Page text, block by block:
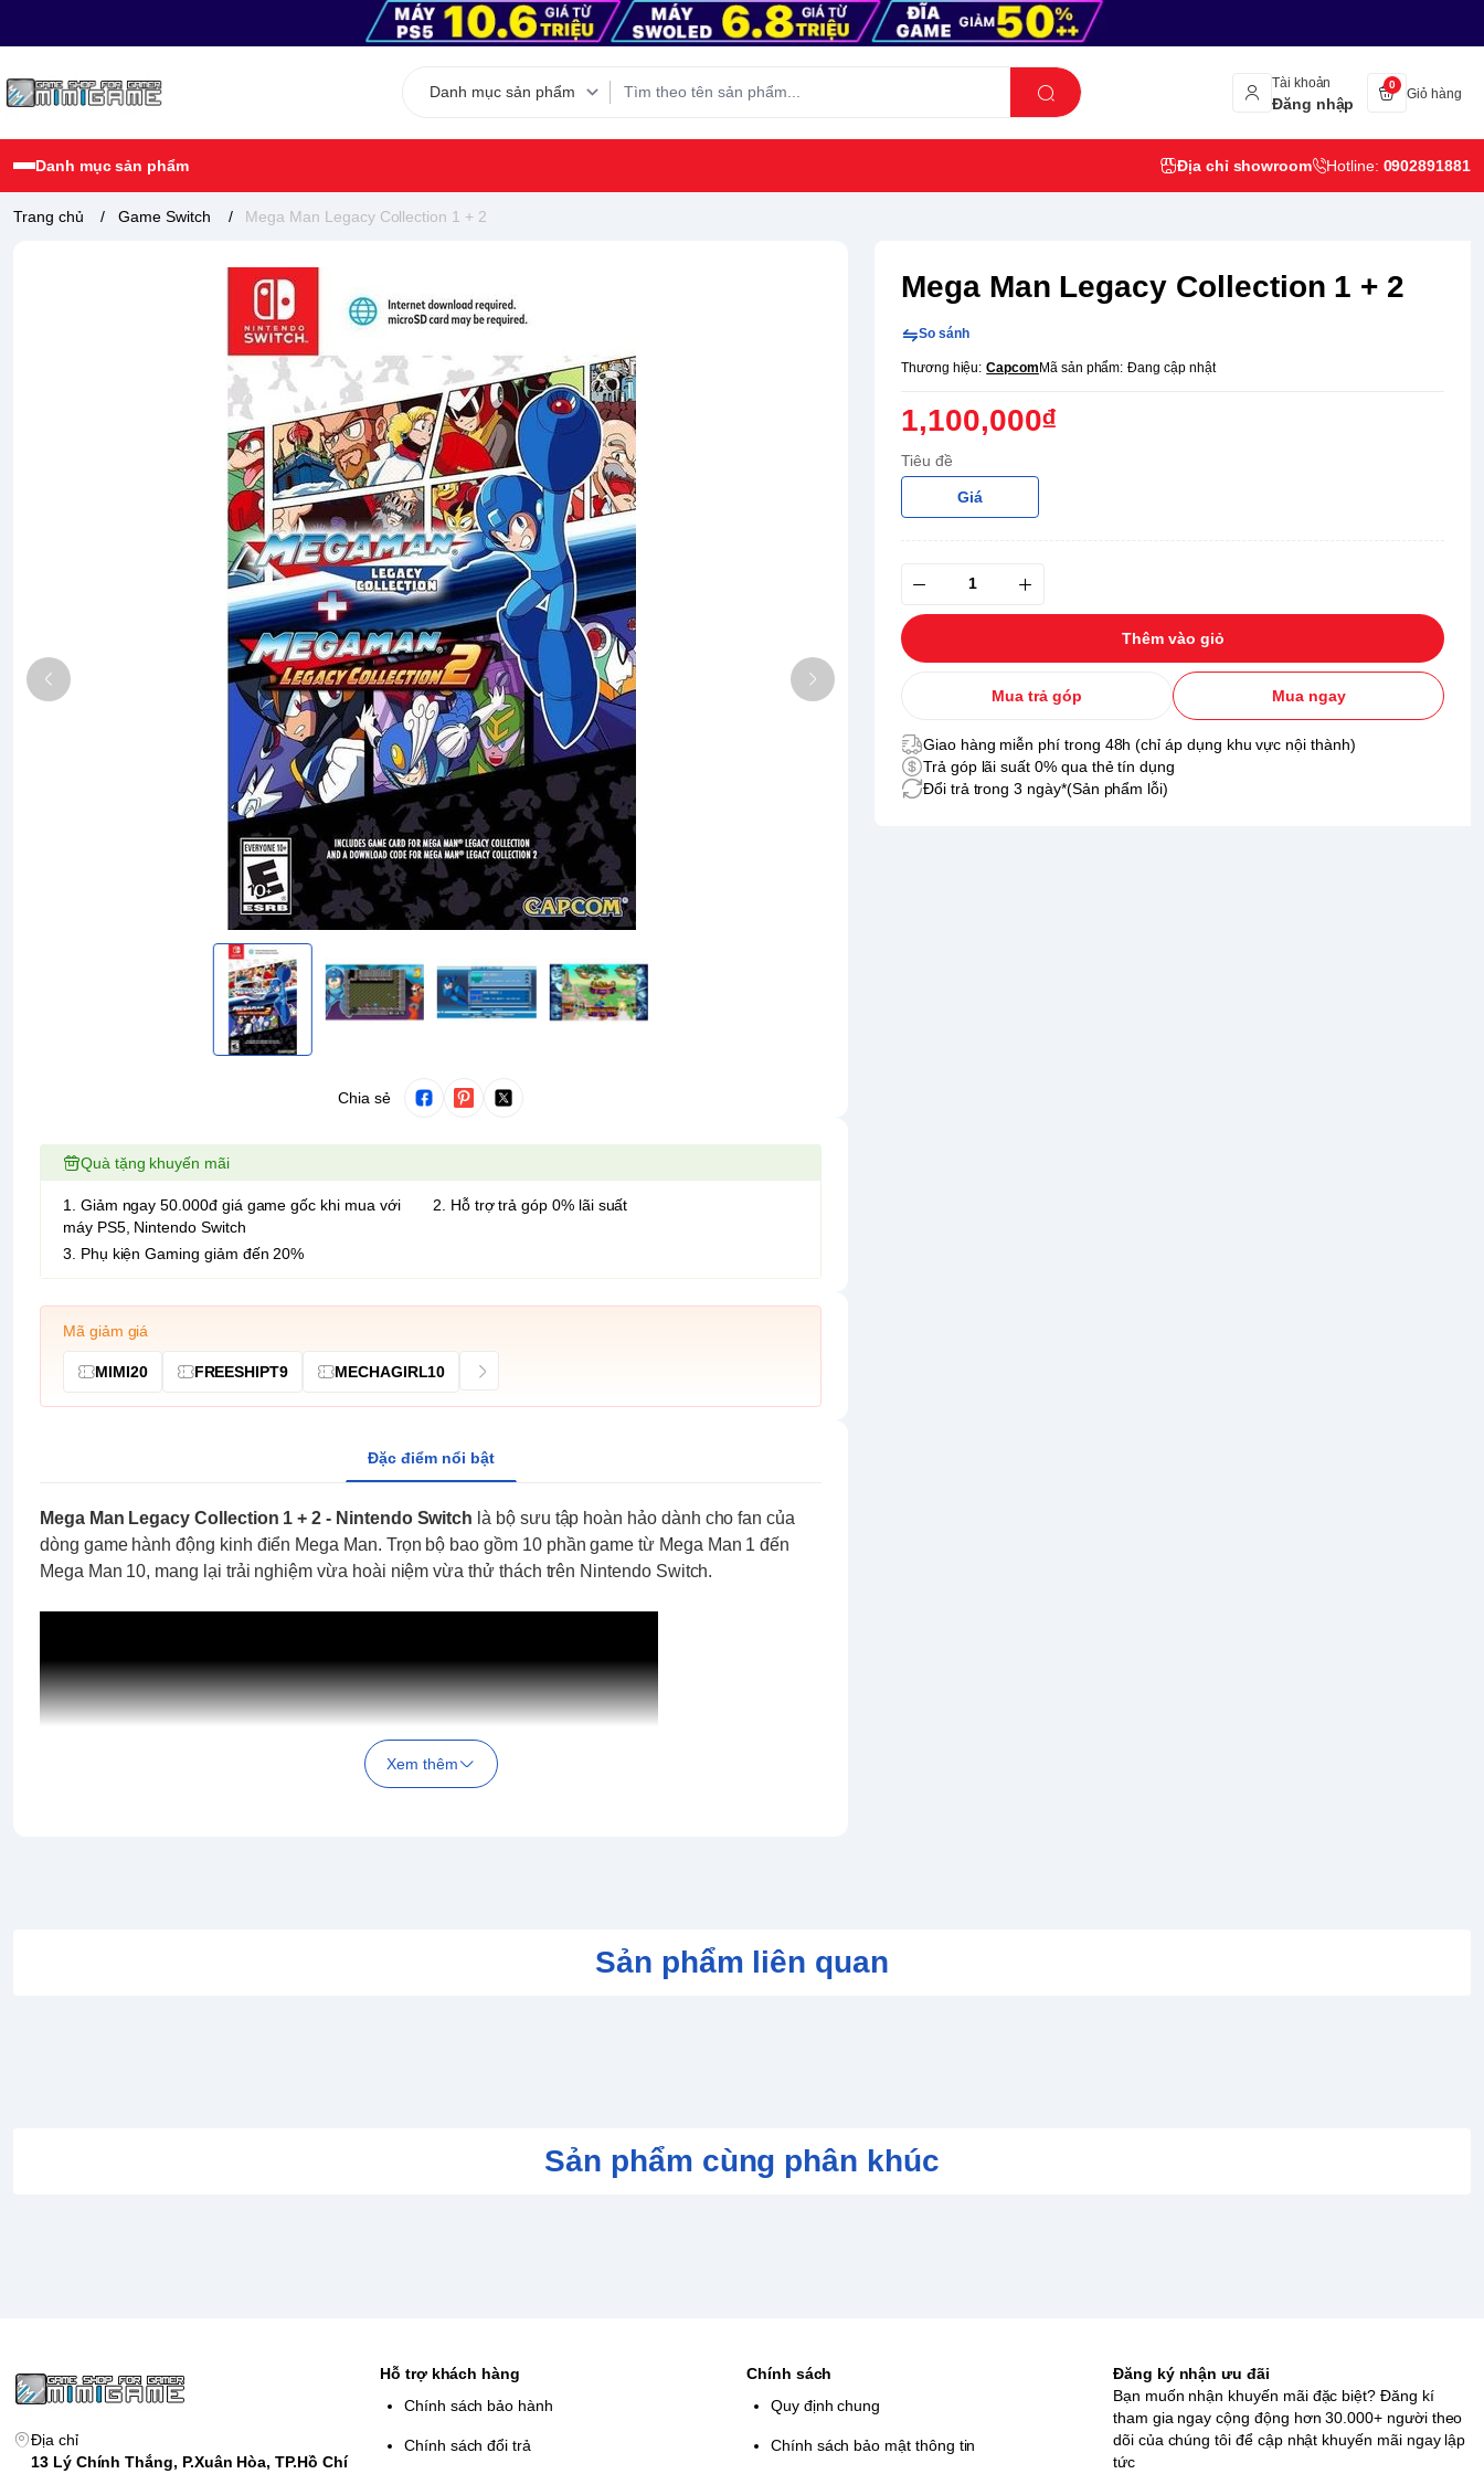
Tài khoản
Đăng nhập
0
Giỏ hàng
Danh mục sản phẩm Địa chỉ showroom Hotline: 0902891881
Trang chủ / Game Switch / Mega Man Legacy Collection 1 + 2
Chia sẻ
Mega Man Legacy Collection 1 + 2
So sánh
Thương hiệu: Capcom Mã sản phẩm: Đang cập nhật
1,100,000₫
Tiêu đề
Giá
Thêm vào giỏ
Mua trả góp Mua ngay
Giao hàng miễn phí trong 48h (chỉ áp dụng khu vực nội thành)
Trả góp lãi suất 0% qua thẻ tín dụng
Đổi trả trong 3 ngày*(Sản phẩm lỗi)
Quà tặng khuyến mãi
1. Giảm ngay 50.000đ giá game gốc khi mua với
máy PS5, Nintendo Switch
2. Hỗ trợ trả góp 0% lãi suất
3. Phụ kiện Gaming giảm đến 20%
Mã giảm giá
MIMI20 FREESHIPT9 MECHAGIRL10
Đặc điểm nổi bật
Mega Man Legacy Collection 1 + 2 - Nintendo Switch là bộ sưu tập hoàn hảo dành cho fan của
dòng game hành động kinh điển Mega Man. Trọn bộ bao gồm 10 phần game từ Mega Man 1 đến
Mega Man 10, mang lại trải nghiệm vừa hoài niệm vừa thử thách trên Nintendo Switch.
: Tận hưởng các màn đấu boss, âm nhạc retro và gameplay hành động
nhanh nhạy của Mega Man ngay trên Nintendo Switch ở chế độ handheld hoặc TV
Xem thêm
Sản phẩm liên quan
Sản phẩm cùng phân khúc
Địa chỉ
13 Lý Chính Thắng, P.Xuân Hòa, TP.Hồ Chí
Hỗ trợ khách hàng
Chính sách bảo hành
Chính sách đổi trả
Chính sách
Quy định chung
Chính sách bảo mật thông tin
Đăng ký nhận ưu đãi
Bạn muốn nhận khuyến mãi đặc biệt? Đăng kí
tham gia ngay cộng động hơn 30.000+ người theo
dõi của chúng tôi để cập nhật khuyến mãi ngay lập
tức